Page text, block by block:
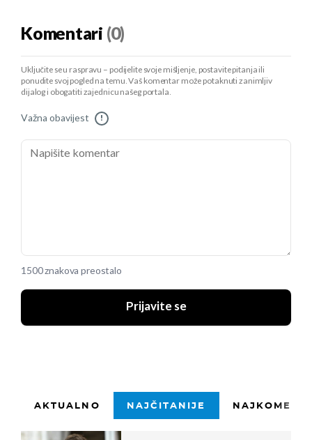
Komentari (0)
Uključite se u raspravu – podijelite svoje mišljenje, postavite pitanja ili
ponudite svoj pogled na temu. Vaš komentar može potaknuti zanimljiv
dijalog i obogatiti zajednicu našeg portala.
Važna obavijest !
1500 znakova preostalo
Prijavite se
AKTUALNO NAJČITANIJE